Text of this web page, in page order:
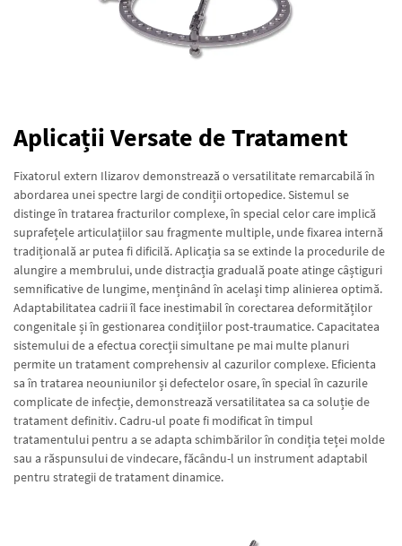
Aplicații Versate de Tratament
Fixatorul extern Ilizarov demonstrează o versatilitate remarcabilă în
abordarea unei spectre largi de condiții ortopedice. Sistemul se
distinge în tratarea fracturilor complexe, în special celor care implică
suprafețele articulațiilor sau fragmente multiple, unde fixarea internă
tradițională ar putea fi dificilă. Aplicația sa se extinde la procedurile de
alungire a membrului, unde distracția graduală poate atinge câștiguri
semnificative de lungime, menținând în același timp alinierea optimă.
Adaptabilitatea cadrii îl face inestimabil în corectarea deformităților
congenitale și în gestionarea condițiilor post-traumatice. Capacitatea
sistemului de a efectua corecții simultane pe mai multe planuri
permite un tratament comprehensiv al cazurilor complexe. Eficienta
sa în tratarea neouniunilor și defectelor osare, în special în cazurile
complicate de infecție, demonstrează versatilitatea sa ca soluție de
tratament definitiv. Cadru-ul poate fi modificat în timpul
tratamentului pentru a se adapta schimbărilor în condiția teței molde
sau a răspunsului de vindecare, făcându-l un instrument adaptabil
pentru strategii de tratament dinamice.